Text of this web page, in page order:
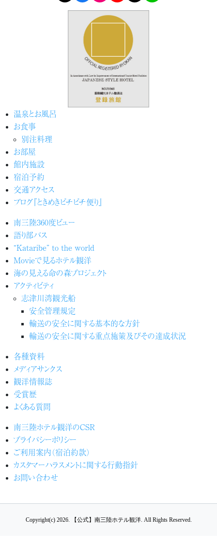
温泉とお風呂
お食事
別注料理
お部屋
館内施設
宿泊予約
交通アクセス
ブログ『ときめきピチピチ便り』
南三陸360度ビュー
語り部バス
“Kataribe” to the world
Movieで見るホテル観洋
海の見える命の森プロジェクト
アクティビティ
志津川湾観光船
安全管理規定
輸送の安全に関する基本的な方針
輸送の安全に関する重点施策及びその達成状況
各種資料
メディアサンクス
観洋情報誌
受賞歴
よくある質問
南三陸ホテル観洋のCSR
プライバシーポリシー
ご利用案内（宿泊約款）
カスタマーハラスメントに関する行動指針
お問い合わせ
Copyright(c) 2026. 【公式】南三陸ホテル観洋. All Rights Reserved.